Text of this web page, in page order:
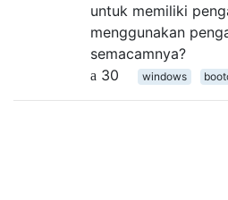
untuk memiliki
menggunakan
semacamnya?
30
windows